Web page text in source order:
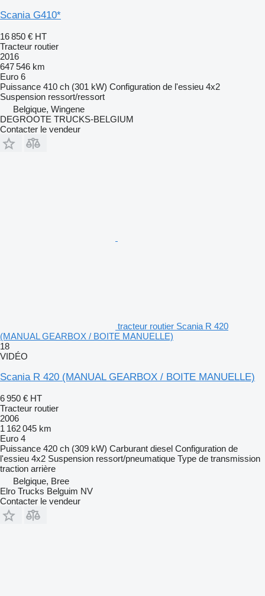
Scania G410*
16 850 € HT
Tracteur routier
2016
647 546 km
Euro 6
Puissance 410 ch (301 kW) Configuration de l'essieu 4x2
Suspension ressort/ressort
Belgique, Wingene
DEGROOTE TRUCKS-BELGIUM
Contacter le vendeur
tracteur routier Scania R 420
(MANUAL GEARBOX / BOITE MANUELLE)
18
VIDÉO
Scania R 420 (MANUAL GEARBOX / BOITE MANUELLE)
6 950 € HT
Tracteur routier
2006
1 162 045 km
Euro 4
Puissance 420 ch (309 kW) Carburant diesel Configuration de
l'essieu 4x2 Suspension ressort/pneumatique Type de transmission
traction arrière
Belgique, Bree
Elro Trucks Belguim NV
Contacter le vendeur